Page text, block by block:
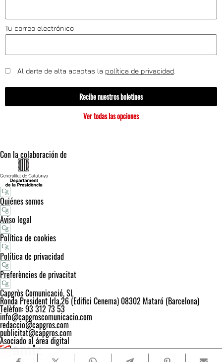
Tu correo electrónico
Al darte de alta aceptas la política de privacidad
Recibe nuestros boletines
Ver todas las opciones
Con la colaboración de
Quiénes somos
Aviso legal
Política de cookies
Política de privacidad
Preferències de privacitat
Capgròs Comunicació, SL
Ronda President Irla,26 (Edifici Cenema) 08302 Mataró (Barcelona)
Telèfon: 93 312 73 53
info@capgroscomunicacio.com
redaccio@capgros.com
publicitat@capgros.com
Asociado al área digital